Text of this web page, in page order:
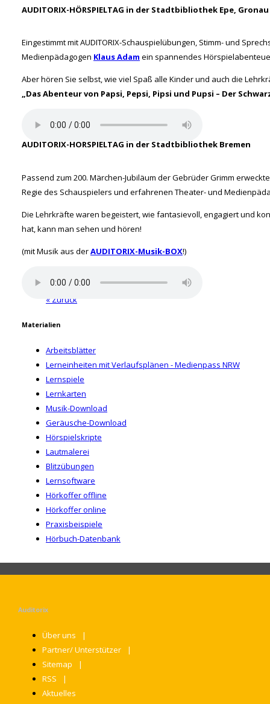
AUDITORIX-HÖRSPIELTAG in der Stadtbibliothek Epe, Gronau
Eingestimmt mit AUDITORIX-Schauspielübungen, Stimm- und
Medienpädagogen Klaus Adam ein spannendes
Aber hören Sie selbst, wie viel Spaß alle Kinder und auch die
„Das Abenteur von Papsi, Pepsi, Pipsi und Pupsi – Der
AUDITORIX-HÖRSPIELTAG in der Stadtbibliothek Bremen
Passend zum 200. Märchen-Jubiläum der Gebrüder Grimm
Regie des Schauspielers und erfahrenen Theater- und
Die Lehrkräfte waren begeistert, wie fantasievoll, engagiert und
hat, kann man sehen und hören!
(mit Musik aus derAUDITORIX-Musik-BOX!)
« Zurück
Materialien
Arbeitsblätter
Lerneinheiten mit Verlaufsplänen - Medienpass NRW
Lernspiele
Lernkarten
Musik-Download
Geräusche-Download
Hörspielskripte
Lautmalerei
Blitzübungen
Lernsoftware
Hörkoffer offline
Hörkoffer online
Praxisbeispiele
Hörbuch-Datenbank
Auditorix
Über uns
Partner/ Unterstützer
Sitemap
RSS
Aktuelles